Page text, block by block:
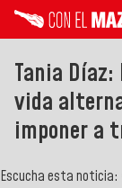
Tania
vida
imponer a
Escucha esta